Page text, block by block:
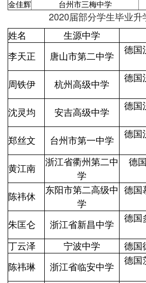
金佳辉
台州市三梅中学
2020届部分学生毕业升
姓名 生源中学
李天正 唐山市第二中学
德国
周铁伊 杭州高级中学
德国
沈灵均 安吉高级中学
德国
郑丝文 台州市第一中学
德国
黄江南
浙江省衢州第二中
学
德
陈祎休
东阳市第二高级中
学
德国
朱匡仑 浙江省新昌中学
德国
丁云泽
宁波中学 德国
陈祎琳 浙江省临安中学
德国